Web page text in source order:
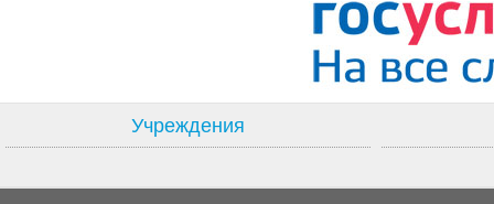
Учреждения